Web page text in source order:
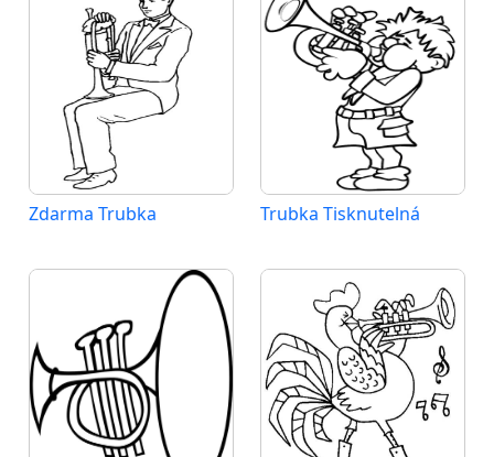
Zdarma Trubka Trubka Tisknutelná